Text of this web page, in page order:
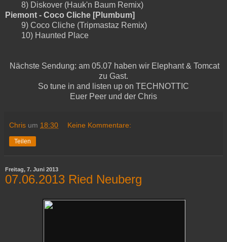
8) Diskover (Hauk'n Baum Remix)
Piemont - Coco Cliche [Plumbum]
9) Coco Cliche (Tripmastaz Remix)
10) Haunted Place
Nächste Sendung: am 05.07 haben wir Elephant & Tomcat
zu Gast.
So tune in and listen up on TECHNOTTIC
Euer Peer und der Chris
Chris um 18:30 Keine Kommentare:
Teilen
Freitag, 7. Juni 2013
07.06.2013 Ried Neuberg